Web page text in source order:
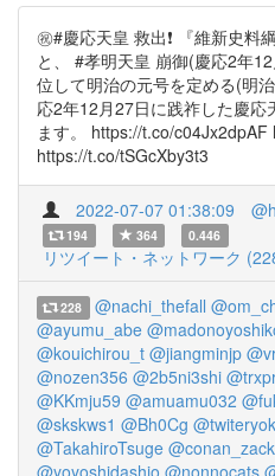
㊗️#慶応天皇 救出❗️ 『維新史料
と、 #孝明天皇 崩御(慶応2年
位して明治の元号を定める(明
応2年12月27日に践祚した慶応
ます。 https://t.co/
https://t.co/tSGcXby3t3
2022-07-07 01:38:09
194 364 0.446
リツイート・ネットワーク
228 @nachi_thefall
@ayumu_abe
@kouichirou_t @jiangminjp
@nozen356 @2b5ni3shi
@KKmju59 @amuamu032
@skskws1 @Bh0Cg
@TakahiroTsuge @conan_zack
@yoyoshidashio @nonnocats